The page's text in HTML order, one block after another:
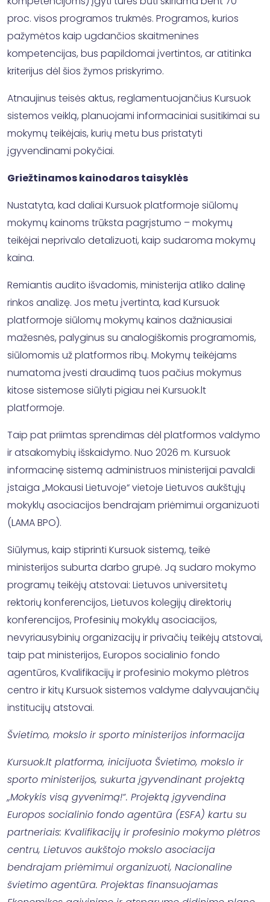
proc. visos programos trukmės. Programos, kurios
pažymėtos kaip ugdančios skaitmenines
kompetencijas, bus papildomai įvertintos, ar atitinka
kriterijus dėl šios žymos priskyrimo.
Atnaujinus teisės aktus, reglamentuojančius Kursuok
sistemos veiklą, planuojami informaciniai susitikimai su
mokymų teikėjais, kurių metu bus pristatyti
įgyvendinami pokyčiai.
Griežtinamos kainodaros taisyklės
Nustatyta, kad daliai Kursuok platformoje siūlomų
mokymų kainoms trūksta pagrįstumo – mokymų
teikėjai neprivalo detalizuoti, kaip sudaroma mokymų
kaina.
Remiantis audito išvadomis, ministerija atliko dalinę
rinkos analizę. Jos metu įvertinta, kad Kursuok
platformoje siūlomų mokymų kainos dažniausiai
mažesnės, palyginus su analogiškomis programomis,
siūlomomis už platformos ribų. Mokymų teikėjams
numatoma įvesti draudimą tuos pačius mokymus
kitose sistemose siūlyti pigiau nei Kursuok.lt
platformoje.
Taip pat priimtas sprendimas dėl platformos valdymo
ir atsakomybių išskaidymo. Nuo 2026 m. Kursuok
informacinę sistemą administruos ministerijai pavaldi
įstaiga „Mokausi Lietuvoje“ vietoje Lietuvos aukštųjų
mokyklų asociacijos bendrajam priėmimui organizuoti
(LAMA BPO).
Siūlymus, kaip stiprinti Kursuok sistemą, teikė
ministerijos suburta darbo grupė. Ją sudaro mokymo
programų teikėjų atstovai: Lietuvos universitetų
rektorių konferencijos, Lietuvos kolegijų direktorių
konferencijos, Profesinių mokyklų asociacijos,
nevyriausybinių organizacijų ir privačių teikėjų atstovai,
taip pat ministerijos, Europos socialinio fondo
agentūros, Kvalifikacijų ir profesinio mokymo plėtros
centro ir kitų Kursuok sistemos valdyme dalyvaujančių
institucijų atstovai.
Švietimo, mokslo ir sporto ministerijos informacija
Kursuok.lt platforma, inicijuota Švietimo, mokslo ir
sporto ministerijos, sukurta įgyvendinant projektą
„Mokykis visą gyvenimą!“. Projektą įgyvendina
Europos socialinio fondo agentūra (ESFA) kartu su
partneriais: Kvalifikacijų ir profesinio mokymo plėtros
centru, Lietuvos aukštojo mokslo asociacija
bendrajam priėmimui organizuoti, Nacionaline
švietimo agentūra. Projektas finansuojamas